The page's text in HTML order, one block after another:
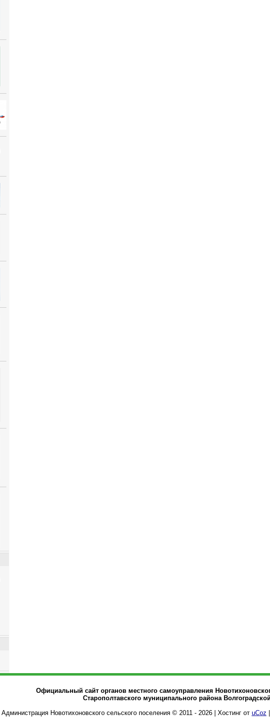
Официальный сайт органов местного самоуправления
Старополтавского муниципального района
Администрация Новотихоновского сельского поселения © 2011 - 2026| Хостинг от uCoz